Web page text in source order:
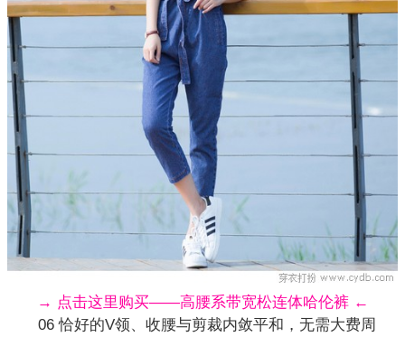
→ 点击这里购买——高腰系带宽松连体哈伦裤 ←
06 恰好的V领、收腰与剪裁内敛平和，无需大费周